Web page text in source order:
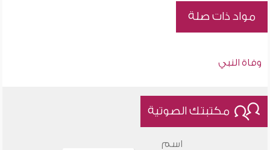
مواد ذات صلة
وفاة النبي
مكتبتك الصوتية
اسم